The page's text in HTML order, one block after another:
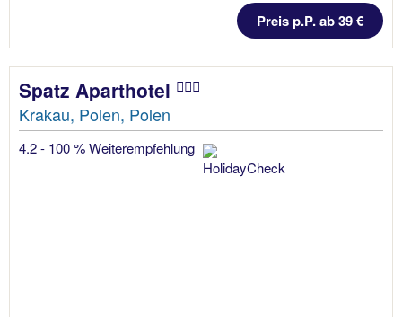
Preis p.P. ab 39 €
Spatz Aparthotel
Krakau, Polen, Polen
4.2 - 100 % Weiterempfehlung